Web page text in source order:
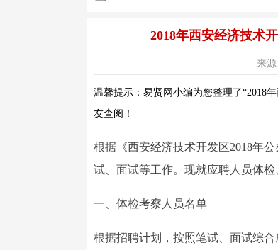
2018年西安经济技术
来
温馨提示：易贤网小编为您整理了“2018
友查阅！
根据《西安经济技术开发区2018年
试、面试等工作。现就应聘人员体检
一、体检考察人员名单
根据招聘计划，按照笔试、面试综